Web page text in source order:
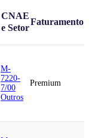
CNAE
e Setor
Faturamento
M-
7220-
7/00
Outros
Premium